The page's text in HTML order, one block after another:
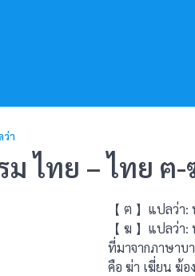
ว่า
ไทย – ไทย ฅ-
【 ฅ 】แปลว่
【 ฆ 】แปลว่
ที่มาจากภาษาบ
คือ ฆ่า เฆี่ยน ฆ้อ